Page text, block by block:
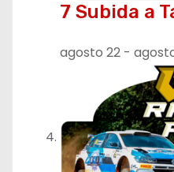
7 Subida a
agosto 22 -